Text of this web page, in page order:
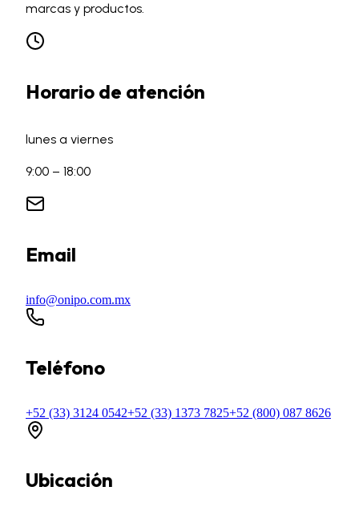
marcas y productos.
Horario de atención
lunes a viernes
9:00 – 18:00
Email
info@onipo.com.mx
Teléfono
+52 (33) 3124 0542+52 (33) 1373 7825+52 (800) 087 8626
Ubicación